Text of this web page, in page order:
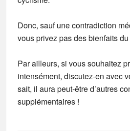
Donc, sauf une contradiction
vous privez pas des bienfaits
Par ailleurs, si vous souhaitez
intensément, discutez-en avec
sait, il aura peut-être d’autres
supplémentaires !